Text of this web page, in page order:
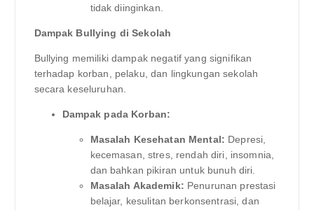
tidak diinginkan.
Dampak Bullying di Sekolah
Bullying memiliki dampak negatif yang signifikan
terhadap korban, pelaku, dan lingkungan sekolah
secara keseluruhan.
Dampak pada Korban:
Masalah Kesehatan Mental: Depresi,
kecemasan, stres, rendah diri, insomnia,
dan bahkan pikiran untuk bunuh diri.
Masalah Akademik: Penurunan prestasi
belajar, kesulitan berkonsentrasi, dan